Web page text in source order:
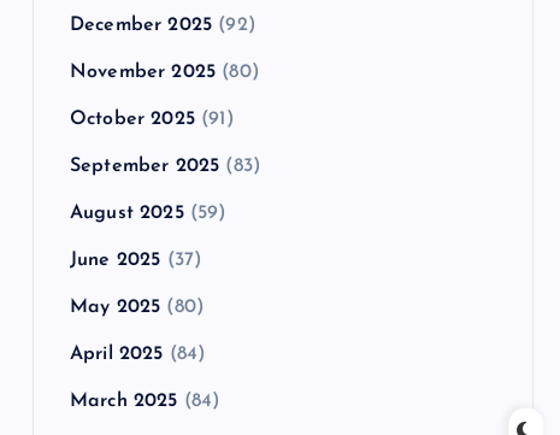
December 2025 (92)
November 2025 (80)
October 2025(91)
September 2025 (83)
August 2025(59)
June 2025 (37)
May 2025 (80)
April 2025 (84)
March 2025 (84)